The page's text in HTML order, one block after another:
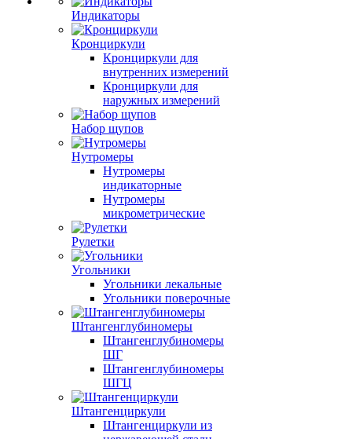
Индикаторы
Кронциркули
Кронциркули для
внутренних измерений
Кронциркули для
наружных измерений
Набор щупов
Нутромеры
Нутромеры
индикаторные
Нутромеры
микрометрические
Рулетки
Угольники
Угольники лекальные
Угольники поверочные
Штангенглубиномеры
Штангенглубиномеры
ШГ
Штангенглубиномеры
ШГЦ
Штангенциркули
Штангенциркули из